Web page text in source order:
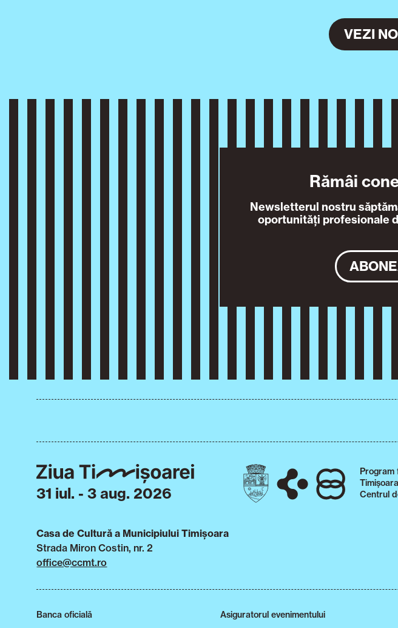
VEZI
Rămâi
Newsletterul nostru
oportunități profesionale
31 iul. - 3 aug. 2026
Program
Centrul
Casa de Cultură a Municipiului Timișoara
Strada Miron Costin, nr. 2
office@ccmt.ro
Banca oficială Asiguratorul evenimentului